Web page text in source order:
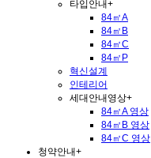
타입안내+
84㎡A
84㎡B
84㎡C
84㎡P
혁신설계
인테리어
세대안내영상+
84㎡A 영상
84㎡B 영상
84㎡C 영상
청약안내+